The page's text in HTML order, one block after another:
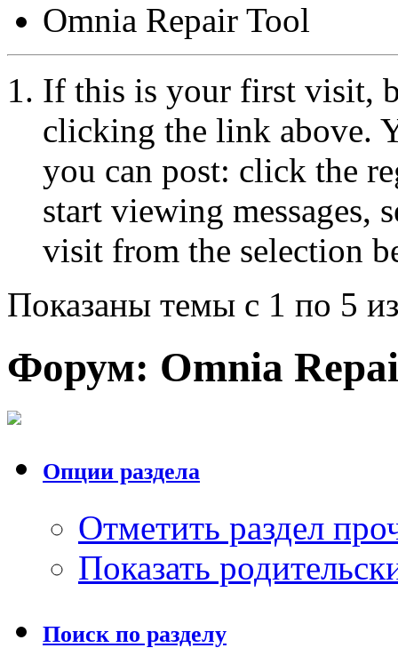
Omnia Repair Tool
If this is your first visit,
clicking the link above.
you can post: click the
start viewing messages,
visit from the selection
Показаны темы с 1 по 5
Форум: Omnia
Опции раздела
Отметить раздел
Показать
Поиск по разделу